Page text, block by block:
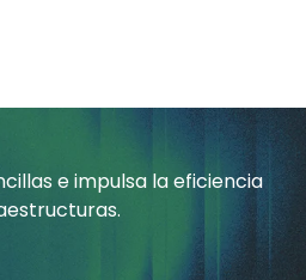
e impulsa la eficiencia